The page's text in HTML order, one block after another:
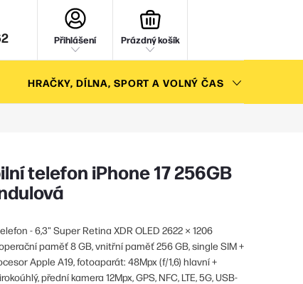
Přihlášení Prázdný košík
HRAČKY, DÍLNA, SPORT A VOLNÝ ČAS
telefon iPhone 17 256GB
- 6,3" Super Retina XDR OLED 2622 × 1206
paměť 8 GB, vnitřní paměť 256 GB, single SIM +
Apple A19, fotoaparát: 48Mpx (f/1,6) hlavní +
přední kamera 12Mpx, GPS, NFC, LTE, 5G, USB-